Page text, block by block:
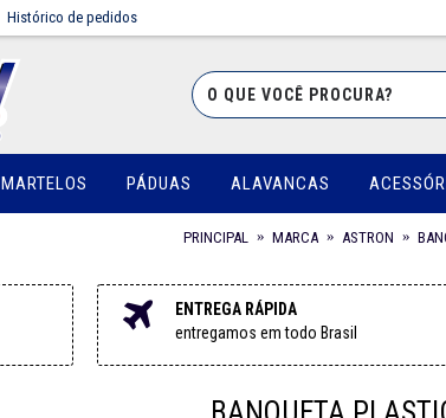
Histórico de pedidos
MARTELOS PÁDUAS ALAVANCAS
PRINCIPAL MARCA ASTRON
ENTREGA RÁPIDA
entregamos em todo Brasil